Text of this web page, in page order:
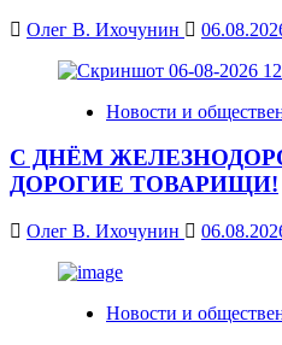
Олег В. Ихочунин
Новости и
С ДНЁМ
ДОРОГИЕ ТОВАРИЩИ!
Олег В. Ихочунин
Новости и